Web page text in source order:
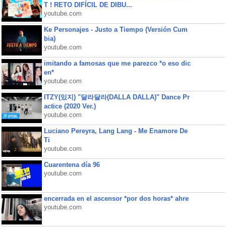
T ! RETO DIFÍCIL DE DIBU...
youtube.com
Ke Personajes - Justo a Tiempo (Versión Cum
bia)
youtube.com
imitando a famosas que me parezco *o eso dic
en*
youtube.com
ITZY(있지) "달라달라(DALLA DALLA)" Dance Pr
actice (2020 Ver.)
youtube.com
Luciano Pereyra, Lang Lang - Me Enamore De
Ti
youtube.com
Cuarentena día 96
youtube.com
encerrada en el ascensor *por dos horas* ahre
youtube.com